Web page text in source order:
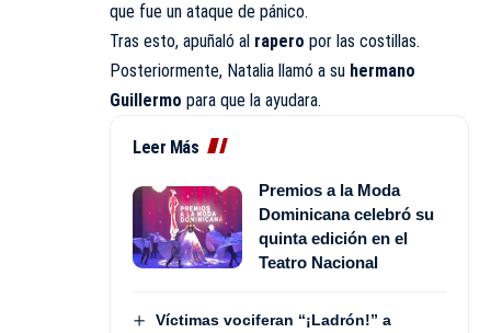
que fue un ataque de pánico.
Tras esto, apuñaló al rapero por las costillas.
Posteriormente, Natalia llamó a su hermano
Guillermo para que la ayudara.
Leer Más
Premios a la Moda
Dominicana celebró su
quinta edición en el
Teatro Nacional
Víctimas vociferan “¡Ladrón!” a